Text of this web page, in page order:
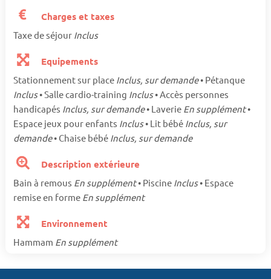
Charges et taxes
Taxe de séjour Inclus
Equipements
Stationnement sur place Inclus, sur demande• Pétanque
Inclus• Salle cardio-training Inclus• Accès personnes
handicapés Inclus, sur demande• Laverie En supplément•
Espace jeux pour enfants Inclus• Lit bébé Inclus, sur
demande• Chaise bébé Inclus, sur demande
Description extérieure
Bain à remous En supplément• Piscine Inclus• Espace
remise en forme En supplément
Environnement
Hammam En supplément